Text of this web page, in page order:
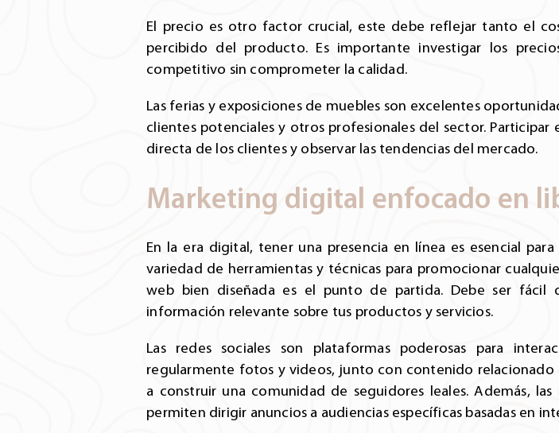
El precio es otro factor crucial, este debe reflejar tanto el
percibido del producto. Es importante investigar los
competitivo sin comprometer la calidad.
Las ferias y exposiciones de muebles son excelentes
clientes potenciales y otros profesionales del sector.
directa de los clientes y observar las tendencias del mercado.
Marketing digital enfocado en
En la era digital, tener una presencia en línea es esencial
variedad de herramientas y técnicas para promocionar
web bien diseñada es el punto de partida. Debe ser fácil
información relevante sobre tus productos y servicios.
Las redes sociales son plataformas poderosas para
regularmente fotos y videos, junto con contenido
a construir una comunidad de seguidores leales. Además,
permiten dirigir anuncios a audiencias específicas basadas en